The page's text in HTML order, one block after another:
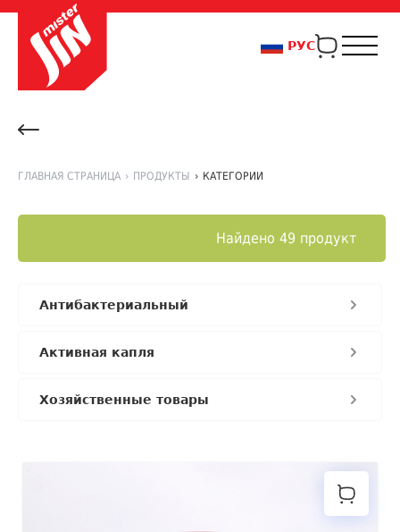
РУС
ГЛАВНАЯ СТРАНИЦА › ПРОДУКТЫ › КАТЕГОРИИ
Найдено 49 продукт
Антибактериальный
Активная капля
Хозяйственные товары